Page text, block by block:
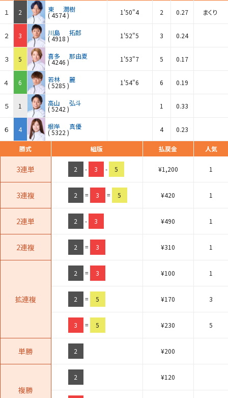
１ 2 東 潤樹
(4574) 1'50"4 2 0.27 まくり
２ 3 川島 拓郎
(4918 ) 1'52"5 3 0.24
３ 5 喜多 那由夏
(4246 ) 1'53"7 5 0.17
４ 6 若林 麗
(5285 ) 1'54"6 6 0.19
５ 1 高山 弘斗
(5242 ) 1 0.33
６ 4 根岸 真優
(5322 ) 4 0.23
勝式 組版 払戻金 人気
3連単 2 - 3 - 5 ¥1,200 1
3連複 2 = 3 = 5 ¥420 1
2連単 2 - 3 ¥490 1
2連複 2 = 3 ¥310 1
拡連複
2 = 3 ¥100 1
2 = 5 ¥170 3
3 = 5 ¥230 5
単勝 2 ¥200
複勝
2 ¥120